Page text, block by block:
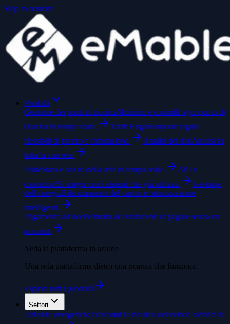
Skip to content
Prodotti
Gestione dei punti di ricaricaMonitori e controlli ogni punto di
ricarica in tempo reale.
Tariff EngineImposti regole
flessibili di prezzo e fatturazione.
Analisi dei datiAnalisi su
tutta la sua rete.
PulseStato e salute della rete in tempo reale.
API e
connettoriSi integri con i sistemi che già utilizza.
Gestione
dell'energiaBilanciamento del carico e ottimizzazione
intelligenti.
Pagamento ad hocPermetta ai conducenti di pagare senza un
account.
Veda la piattaforma in azione
Una sola piattaforma dietro una ricarica che funziona.
Esplori tutti i prodotti
Settori
Aziende energeticheTrasformi la ricarica dei veicoli elettrici in